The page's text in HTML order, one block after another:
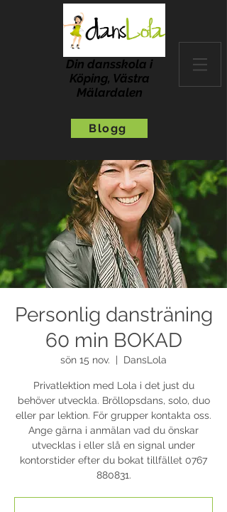
Din dansskola i
Köping, Västra
Mälardalen
Blogg
Personlig dansträning
60 min BOKAD
sön 15 nov. DansLola
Privatlektion med Lola i det just du
behöver utveckla. Bröllopsdans, solo, duo
eller par lektion. För grupper kontakta oss.
Ange gärna i anmälan vad du önskar
utvecklas i eller slå en signal under
kontorstider efter du bokat tillfället 0767
880831.